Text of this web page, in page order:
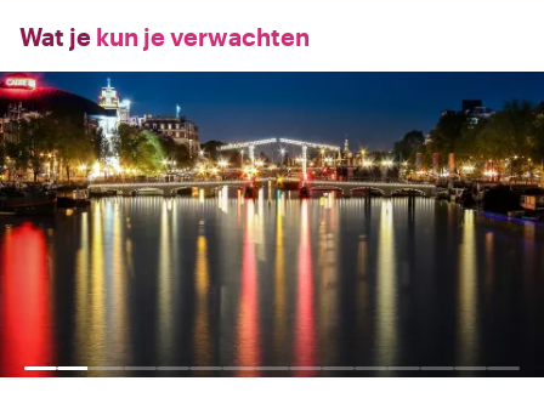
Wat je kun je verwachten